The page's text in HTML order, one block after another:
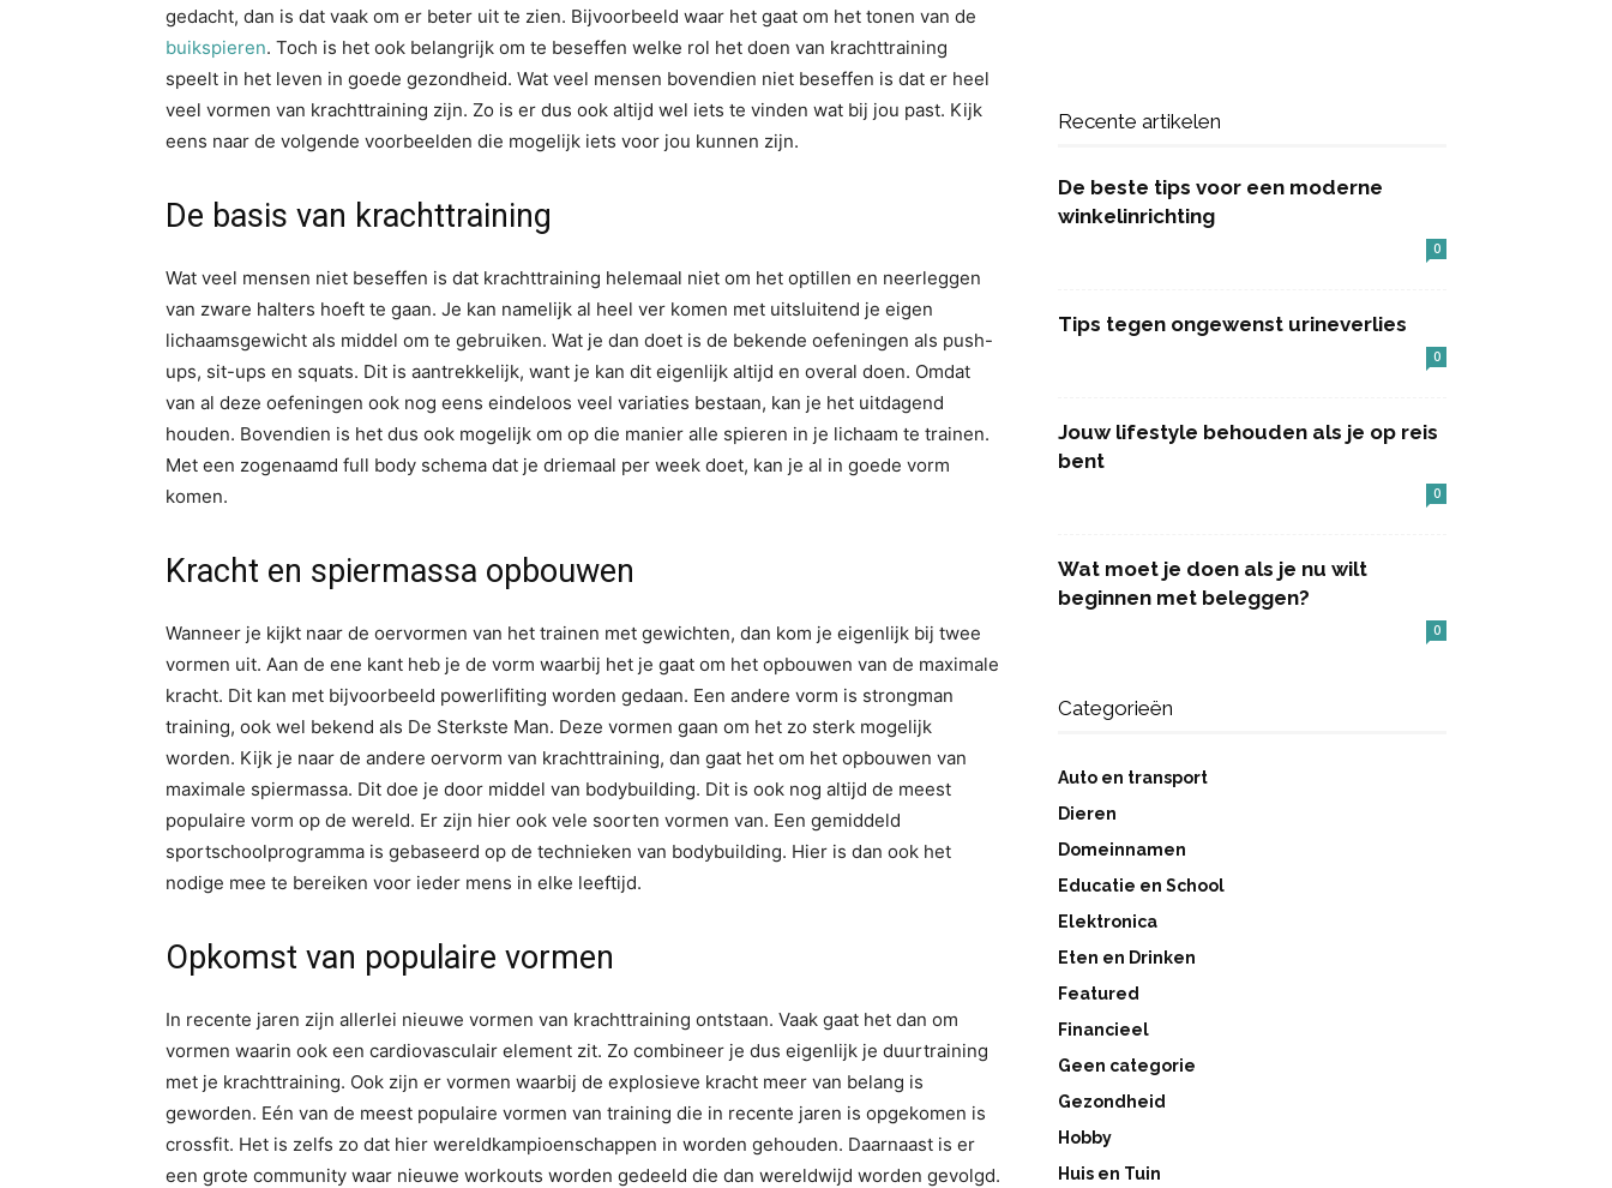
gedacht, dan is dat vaak om er beter uit te zien. Bijvoorbeeld waar het gaat om het tonen van de
buikspieren. Toch is het ook belangrijk om te beseffen welke rol het doen van krachttraining
speelt in het leven in goede gezondheid. Wat veel mensen bovendien niet beseffen is dat er heel
veel vormen van krachttraining zijn. Zo is er dus ook altijd wel iets te vinden wat bij jou past. Kijk
eens naar de volgende voorbeelden die mogelijk iets voor jou kunnen zijn.
De basis van krachttraining
Wat veel mensen niet beseffen is dat krachttraining helemaal niet om het optillen en neerleggen
van zware halters hoeft te gaan. Je kan namelijk al heel ver komen met uitsluitend je eigen
lichaamsgewicht als middel om te gebruiken. Wat je dan doet is de bekende oefeningen als push-
ups, sit-ups en squats. Dit is aantrekkelijk, want je kan dit eigenlijk altijd en overal doen. Omdat
van al deze oefeningen ook nog eens eindeloos veel variaties bestaan, kan je het uitdagend
houden. Bovendien is het dus ook mogelijk om op die manier alle spieren in je lichaam te trainen.
Met een zogenaamd full body schema dat je driemaal per week doet, kan je al in goede vorm
komen.
Kracht en spiermassa opbouwen
Wanneer je kijkt naar de oervormen van het trainen met gewichten, dan kom je eigenlijk bij twee
vormen uit. Aan de ene kant heb je de vorm waarbij het je gaat om het opbouwen van de maximale
kracht. Dit kan met bijvoorbeeld powerlifiting worden gedaan. Een andere vorm is strongman
training, ook wel bekend als De Sterkste Man. Deze vormen gaan om het zo sterk mogelijk
worden. Kijk je naar de andere oervorm van krachttraining, dan gaat het om het opbouwen van
maximale spiermassa. Dit doe je door middel van bodybuilding. Dit is ook nog altijd de meest
populaire vorm op de wereld. Er zijn hier ook vele soorten vormen van. Een gemiddeld
sportschoolprogramma is gebaseerd op de technieken van bodybuilding. Hier is dan ook het
nodige mee te bereiken voor ieder mens in elke leeftijd.
Opkomst van populaire vormen
In recente jaren zijn allerlei nieuwe vormen van krachttraining ontstaan. Vaak gaat het dan om
vormen waarin ook een cardiovasculair element zit. Zo combineer je dus eigenlijk je duurtraining
met je krachttraining. Ook zijn er vormen waarbij de explosieve kracht meer van belang is
geworden. Eén van de meest populaire vormen van training die in recente jaren is opgekomen is
crossfit. Het is zelfs zo dat hier wereldkampioenschappen in worden gehouden. Daarnaast is er
een grote community waar nieuwe workouts worden gedeeld die dan wereldwijd worden gevolgd.
Recente artikelen
De beste tips voor een moderne
winkelinrichting
0
Tips tegen ongewenst urineverlies
0
Jouw lifestyle behouden als je op reis
bent
0
Wat moet je doen als je nu wilt
beginnen met beleggen?
0
Categorieën
Auto en transport
Dieren
Domeinnamen
Educatie en School
Elektronica
Eten en Drinken
Featured
Financieel
Geen categorie
Gezondheid
Hobby
Huis en Tuin